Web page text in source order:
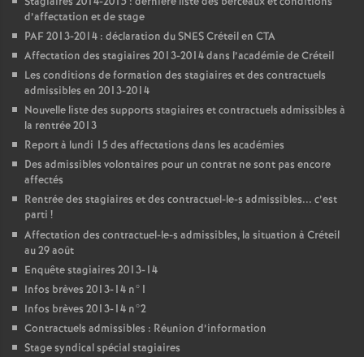
d’affectation et de stage
PAF2013-2014 : déclaration duSNESCréteil en CTA
Affectation des stagiaires 2013-2014 dans l’académie de Créteil
Les conditions de formation des stagiaires et des contractuels
admissibles en 2013-2014
Nouvelle liste des supports stagiaires et contractuels admissibles à
la rentrée 2013
Report à lundi 15 des affectations dans les académies
Des admissibles volontaires pour un contrat ne sont pas encore
affectés
Rentrée des stagiaires et des contractuel-le-s admissibles... c’est
parti !
Affectation des contractuel-le-s admissibles, la situation à Créteil
au 29 août
Enquête stagiaires 2013-14
Infos brèves 2013-14 n°1
Infos brèves 2013-14 n°2
Contractuels admissibles : Réunion d’information
Stage syndical spécial stagiaires